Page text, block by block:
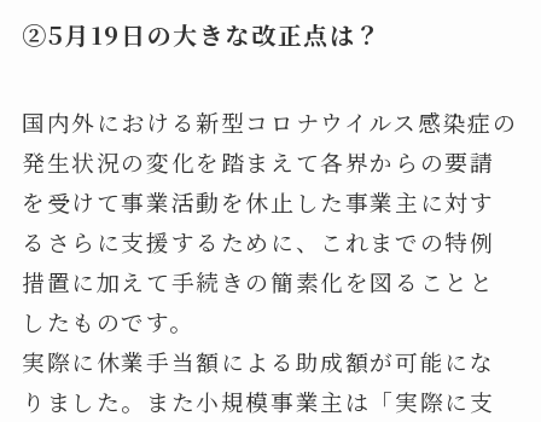
②5月19日の大きな改正点は？
国内外における新型コロナウイルス感染症の
発生状況の変化を踏まえて各界からの要請
を受けて事業活動を休止した事業主に対す
るさらに支援するために、これまでの特例
措置に加えて手続きの簡素化を図ることと
したものです。
実際に休業手当額による助成額が可能にな
りました。また小規模事業主は「実際に支